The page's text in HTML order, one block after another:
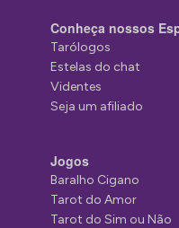
Conheça nossos
Tarólogos
Estelas do chat
Videntes
Seja um afiliado
Jogos
Baralho Cigano
Tarot do Amor
Tarot do Sim ou Não